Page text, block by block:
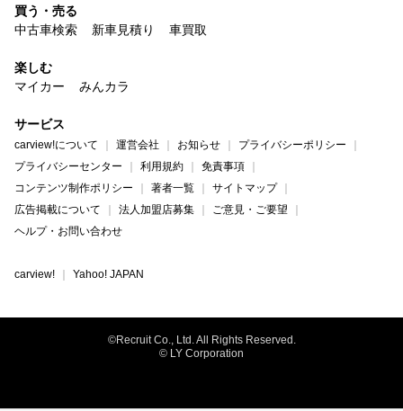
買う・売る
中古車検索
新車見積り 車買取
楽しむ
マイカー
みんカラ
サービス
carview!について 運営会社 お知らせ
プライバシーポリシー
プライバシーセンター
利用規約
免責事項
コンテンツ制作ポリシー
著者一覧
サイトマップ
広告掲載について
法人加盟店募集
ご意見・ご要望
ヘルプ・お問い合わせ
carview! Yahoo! JAPAN
©Recruit Co., Ltd. All Rights Reserved.
© LY Corporation